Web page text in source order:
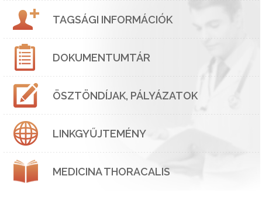
TAGSÁGI INFORMÁCIÓK
DOKUMENTUMTÁR
ÖSZTÖNDÍJAK, PÁLYÁZATOK
LINKGYŰJTEMÉNY
MEDICINA THORACALIS